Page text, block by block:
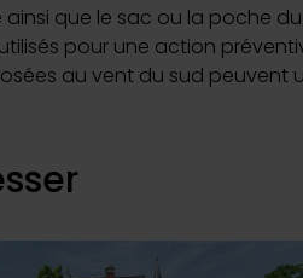
que le sac ou la poche
pour une action
au vent du sud peuvent